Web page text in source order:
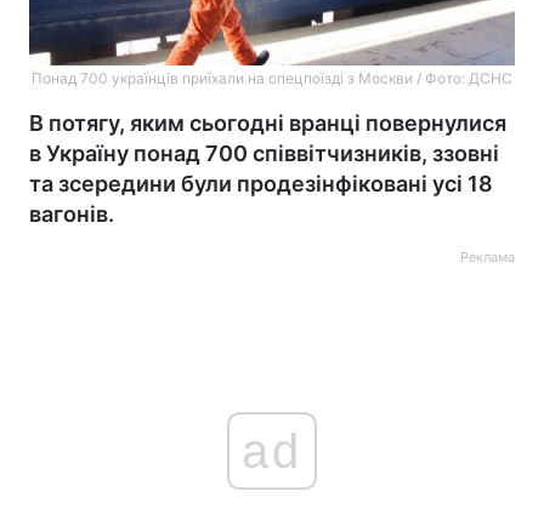
Понад 700 українців приїхали на спецпоїзді з Москви / Фото: ДСНС
В потягу, яким сьогодні вранці повернулися
в Україну понад 700 співвітчизників, ззовні
та зсередини були продезінфіковані усі 18
вагонів.
Реклама
ad